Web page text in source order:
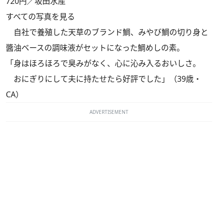
すべての写真を見る
自社で養殖した天草のブランド鯛、みやび鯛の切り身と
醬油ベースの調味液がセットになった鯛めしの素。
「身はほろほろで臭みがなく、心に沁み入るおいしさ。
おにぎりにして夫に持たせたら好評でした」（39歳・
CA）
ADVERTISEMENT